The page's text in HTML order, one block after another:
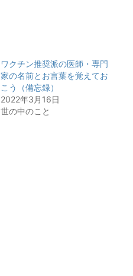
ワクチン推奨派の医師・専門
家の名前とお言葉を覚えてお
こう（備忘録）
2022年3月16日
世の中のこと